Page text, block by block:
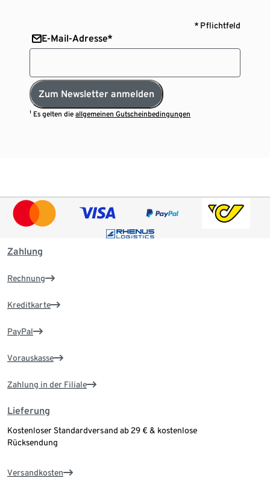
* Pflichtfeld
E-Mail-Adresse*
Zum Newsletter anmelden
¹ Es gelten dieallgemeinen Gutscheinbedingungen
Zahlung
Rechnung
Kreditkarte
PayPal
Vorauskasse
Zahlung in der Filiale
Lieferung
Kostenloser Standardversand ab 29 € & kostenlose
Rücksendung
Versandkosten